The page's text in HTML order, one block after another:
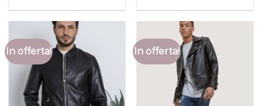
In offerta! In offerta!